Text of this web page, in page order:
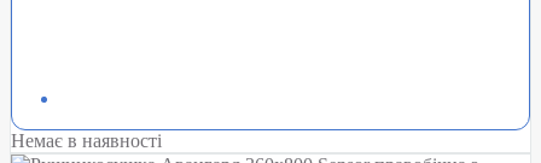
Немає в наявності